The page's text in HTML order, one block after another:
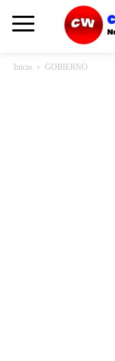
Inicio GOBIERNO